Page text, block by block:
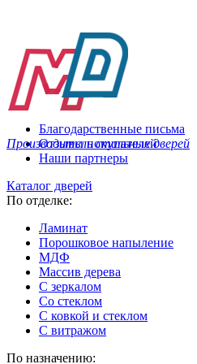
Производитель стальных дверей
Благодарственные письма
Отзывы покупателей
Наши партнеры
Каталог дверей
По отделке:
Ламинат
Порошковое напыление
МДФ
Массив дерева
С зеркалом
Со стеклом
С ковкой и стеклом
С витражом
По назначению: